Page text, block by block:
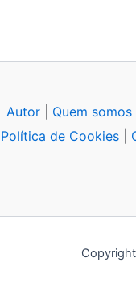
Autor Quem somos
Política de Cookies|